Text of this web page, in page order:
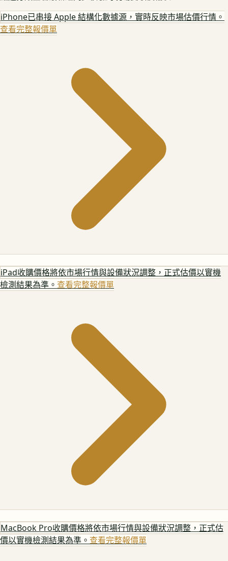
iPhone已串接 Apple 結構化數據源，實時反映市場估價行情。
查看完整報價單
iPad收購價格將依市場行情與設備狀況調整，正式估價以實機
檢測結果為準。 查看完整報價單
MacBook Pro收購價格將依市場行情與設備狀況調整，正式估
價以實機檢測結果為準。 查看完整報價單